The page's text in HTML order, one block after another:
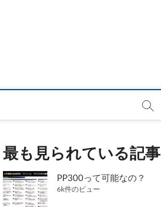
最も見られている記事
PP300って可能なの？
6k件のビュー